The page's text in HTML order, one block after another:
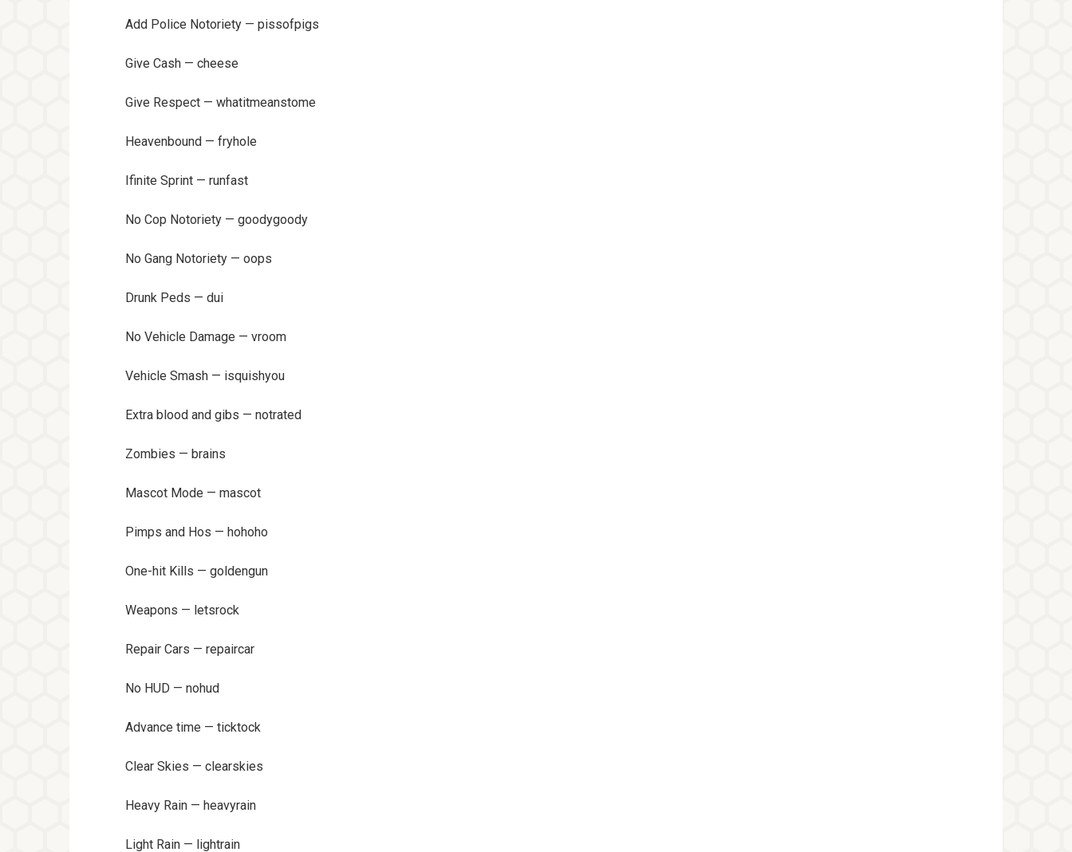
Add Police Notoriety — pissofpigs
Give Cash — cheese
Give Respect — whatitmeanstome
Heavenbound — fryhole
Ifinite Sprint — runfast
No Cop Notoriety — goodygoody
No Gang Notoriety — oops
Drunk Peds — dui
No Vehicle Damage — vroom
Vehicle Smash — isquishyou
Extra blood and gibs — notrated
Zombies — brains
Mascot Mode — mascot
Pimps and Hos — hohoho
One-hit Kills — goldengun
Weapons — letsrock
Repair Cars — repaircar
No HUD — nohud
Advance time — ticktock
Clear Skies — clearskies
Heavy Rain — heavyrain
Light Rain — lightrain